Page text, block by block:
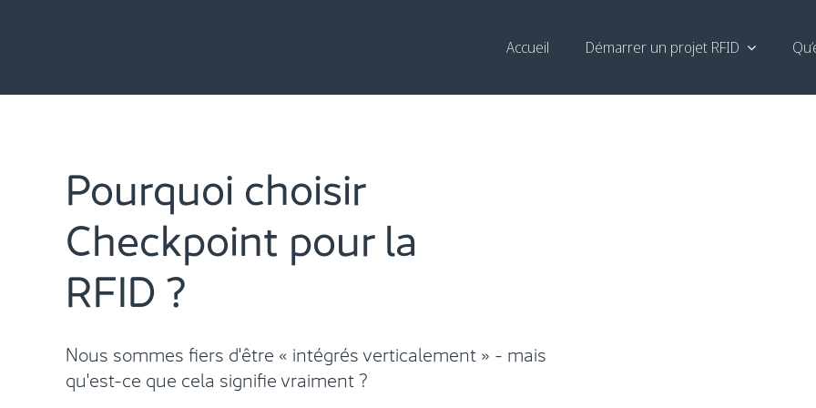
Accueil Démarrer un projet RFID
Pourquoi choisir
Checkpoint pour la
RFID ?
Nous sommes fiers d'être « intégrés verticalement » - mais
qu'est-ce que cela signifie vraiment ?